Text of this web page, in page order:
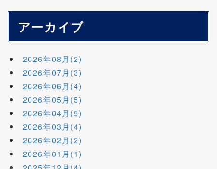
アーカイブ
2026年08月(2)
2026年07月(3)
2026年06月(4)
2026年05月(5)
2026年04月(5)
2026年03月(4)
2026年02月(2)
2026年01月(1)